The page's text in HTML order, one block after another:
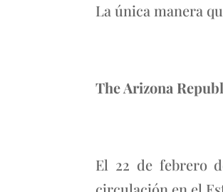
La única manera
The Arizona
El 22 de febrero